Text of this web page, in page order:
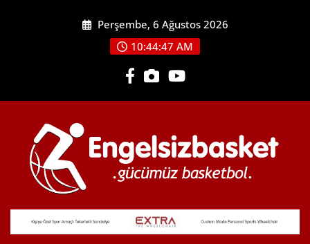
Perşembe, 6 Ağustos 2026
10:44:48 AM